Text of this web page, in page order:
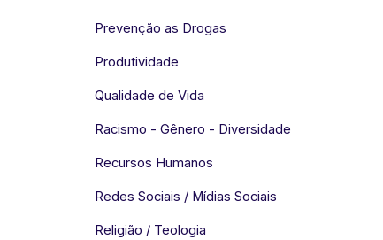
Prevenção as Drogas
Produtividade
Qualidade de Vida
Racismo - Gênero - Diversidade
Recursos Humanos
Redes Sociais / Mídias Sociais
Religião / Teologia